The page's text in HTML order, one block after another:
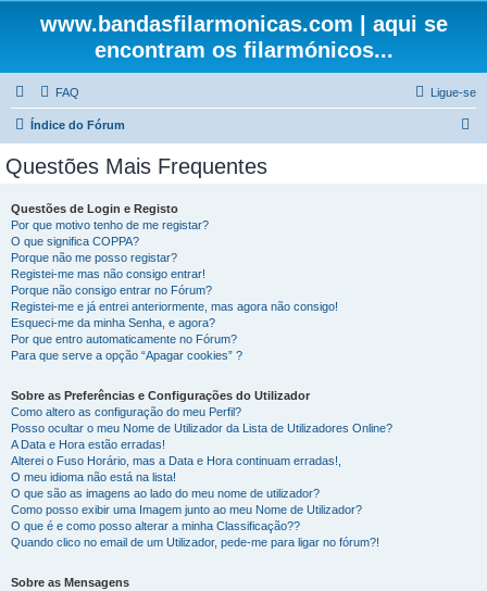
www.bandasfilarmonicas.com | aqui se
encontram os filarmónicos...
FAQ Ligue-se
Índice do Fórum
Questões Mais Frequentes
Questões de Login e Registo
Por que motivo tenho de me registar?
O que significa COPPA?
Porque não me posso registar?
Registei-me mas não consigo entrar!
Porque não consigo entrar no Fórum?
Registei-me e já entrei anteriormente, mas agora não consigo!
Esqueci-me da minha Senha, e agora?
Por que entro automaticamente no Fórum?
Para que serve a opção “Apagar cookies” ?
Sobre as Preferências e Configurações do Utilizador
Como altero as configuração do meu Perfil?
Posso ocultar o meu Nome de Utilizador da Lista de Utilizadores Online?
A Data e Hora estão erradas!
Alterei o Fuso Horário, mas a Data e Hora continuam erradas!,
O meu idioma não está na lista!
O que são as imagens ao lado do meu nome de utilizador?
Como posso exibir uma Imagem junto ao meu Nome de Utilizador?
O que é e como posso alterar a minha Classificação??
Quando clico no email de um Utilizador, pede-me para ligar no fórum?!
Sobre as Mensagens